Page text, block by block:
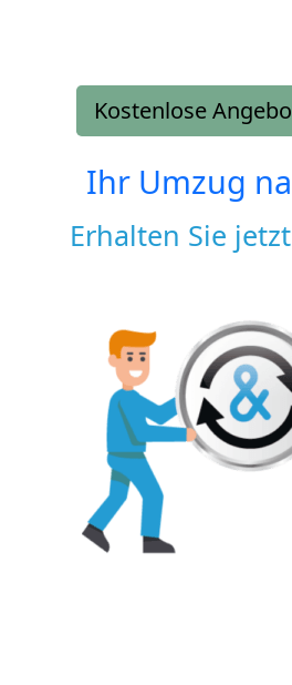
Kostenlose
Ihr Umzug
Erhalten Sie